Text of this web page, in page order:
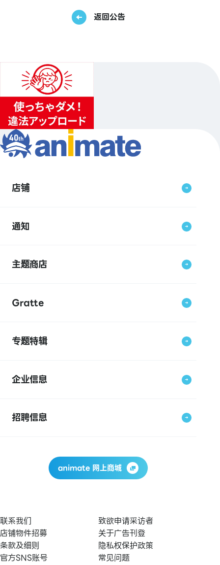
返回公告
店铺
通知
主题商店
Gratte
专题特辑
企业信息
招聘信息
animate 网上商城
联系我们
致欲申请采访者
店铺物件招募
关于广告刊登
条款及细则
隐私权保护政策
官方SNS账号
常见问题